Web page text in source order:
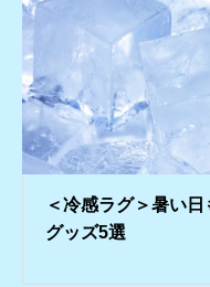
＜冷感ラグ＞暑い
グッズ5選